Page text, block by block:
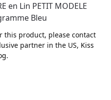
en Lin PETIT MODELE
Bleu
this product, please contact
partner in the US, Kiss
.